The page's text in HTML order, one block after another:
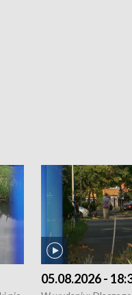
05.08.2026 -